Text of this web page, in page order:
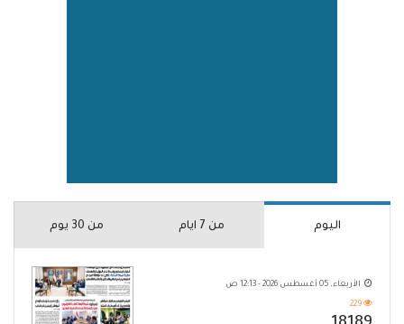
اليوم من 7 ايام من 30 يوم
الأربعاء, 05 أغسطس 2026 - 12:13 ص
229